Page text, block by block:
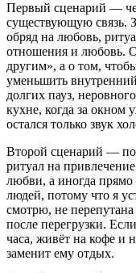
Первый сценарий —
существующую связь.
обряд на любовь,
отношения и любовь.
другим», а о том,
уменьшить
долгих пауз,
кухне, когда за окном
остался только звук
Второй сценарий —
ритуал на
любви, а иногда
людей, потому что я
смотрю, не
после перегрузки.
часа, живёт на кофе и
заменит ему отдых.